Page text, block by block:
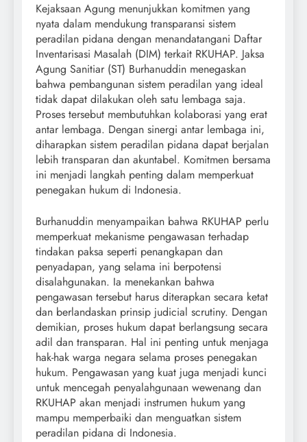
Kejaksaan Agung menunjukkan komitmen yang
nyata dalam mendukung transparansi sistem
peradilan pidana dengan menandatangani Daftar
Inventarisasi Masalah (DIM) terkait RKUHAP. Jaksa
Agung Sanitiar (ST) Burhanuddin menegaskan
bahwa pembangunan sistem peradilan yang ideal
tidak dapat dilakukan oleh satu lembaga saja.
Proses tersebut membutuhkan kolaborasi yang erat
antar lembaga. Dengan sinergi antar lembaga ini,
diharapkan sistem peradilan pidana dapat berjalan
lebih transparan dan akuntabel. Komitmen bersama
ini menjadi langkah penting dalam memperkuat
penegakan hukum di Indonesia.
Burhanuddin menyampaikan bahwa RKUHAP perlu
memperkuat mekanisme pengawasan terhadap
tindakan paksa seperti penangkapan dan
penyadapan, yang selama ini berpotensi
disalahgunakan. Ia menekankan bahwa
pengawasan tersebut harus diterapkan secara ketat
dan berlandaskan prinsip judicial scrutiny. Dengan
demikian, proses hukum dapat berlangsung secara
adil dan transparan. Hal ini penting untuk menjaga
hak-hak warga negara selama proses penegakan
hukum. Pengawasan yang kuat juga menjadi kunci
untuk mencegah penyalahgunaan wewenang dan
RKUHAP akan menjadi instrumen hukum yang
mampu memperbaiki dan menguatkan sistem
peradilan pidana di Indonesia.